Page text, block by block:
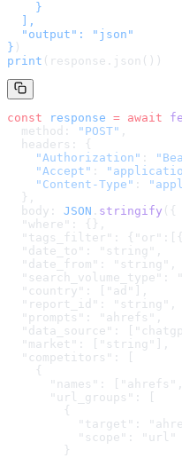
    }
  ],
  "output": "json"
} )
print (response.json())
const response = await
  method:
"POST" ,
  headers: {
    "Authorization"
:
    "Accept"
:
    "Content-Type"
:
  },
  body:
JSON . stringify ( {
  "where": {},
"tags_filter":
  "date_to": "string",
  "date_from": "string",
"search_volume_type":
  "country": ["ad"],
  "report_id": "string",
  "prompts": "ahrefs",
"data_source":
  "market": ["string"],
  "competitors": [
    {
"names":
      "url_groups": [
        {
"target":
          "scope": "url"
        }